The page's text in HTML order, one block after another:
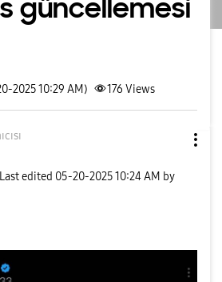
güncellemesi
2025 10:29 AM) 176 Views
cısı
edited ‎05-20-202510:24 AM by